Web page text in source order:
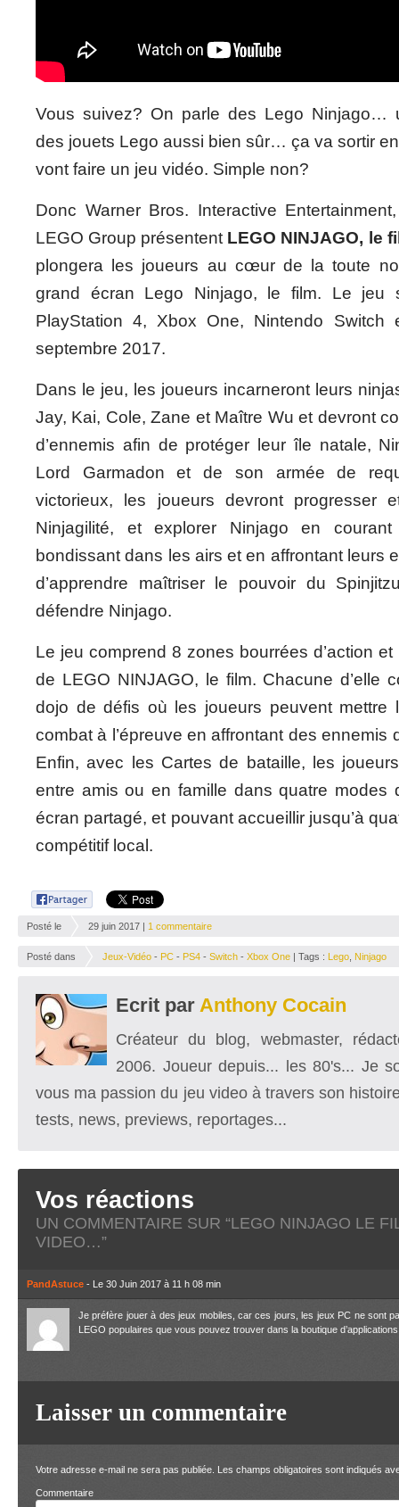
Vous suivez? On parle des Lego Ninjago…
des jouets Lego aussi bien sûr… ça va sortir
vont faire un jeu vidéo. Simple non?
Donc Warner Bros. Interactive
LEGO Group présentent LEGO NINJAGO, le
plongera les joueurs au cœur de la toute
grand écran Lego Ninjago, le film. Le jeu
PlayStation 4, Xbox One, Nintendo
septembre 2017.
Dans le jeu, les joueurs incarneront leurs
Jay, Kai, Cole, Zane et Maître Wu et devront
d’ennemis afin de protéger leur île natale,
Lord Garmadon et de son armée de
victorieux, les joueurs devront progresser
Ninjagilité, et explorer Ninjago en
bondissant dans les airs et en affrontant leurs
d’apprendre maîtriser le pouvoir du
défendre Ninjago.
Le jeu comprend 8 zones bourrées d’action et
de LEGO NINJAGO, le film. Chacune d’elle
dojo de défis où les joueurs peuvent mettre
combat à l’épreuve en affrontant des ennemis
Enfin, avec les Cartes de bataille, les
entre amis ou en famille dans quatre modes
écran partagé, et pouvant accueillir jusqu’à
compétitif local.
Posté le 29 juin 2017 | 1 commentaire
Posté dans Jeux-Vidéo - PC - PS4 - Switch - Xbox One | Tags : Lego Ninjago
Ecrit par Anthony Cocain
Créateur du blog, webmaster,
2006. Joueur depuis... les 80's... Je
vous ma passion du jeu video à travers son
tests, news, previews, reportages...
Vos réactions
UN COMMENTAIRE SUR “LEGO NINJAGO LE
VIDEO…”
PandAstuce - Le 30 Juin 2017 à 11 h 08 min
Je préfère jouer à des jeux mobiles, car ces jours, les jeux PC ne sont
LEGO populaires que vous pouvez trouver dans la boutique d’applications
Laisser un commentaire
Votre adresse e-mail ne sera pas publiée. Les champs obligatoires sont indiqués